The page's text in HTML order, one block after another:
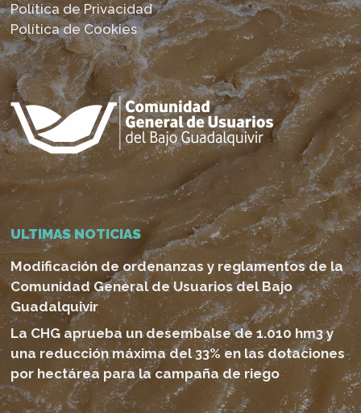
Política de Privacidad
Política de Cookies
ULTIMAS NOTICIAS
Modificación de ordenanzas y reglamentos de la
Comunidad General de Usuarios del Bajo
Guadalquivir
La CHG aprueba un desembalse de 1.010 hm3 y
una reducción máxima del 33% en las dotaciones
por hectárea para la campaña de riego